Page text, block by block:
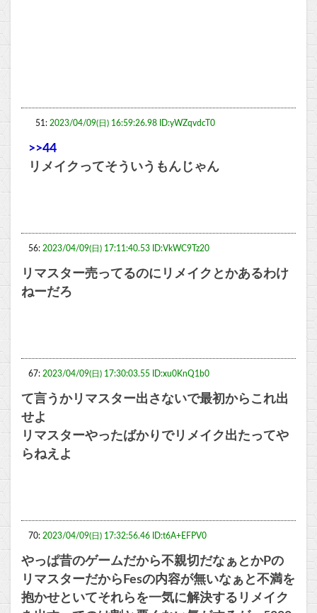
51: 2023/04/09(日) 16:59:26.98 ID:yWZqvdcT0
>>44
リメイクってそういうもんじゃん
56: 2023/04/09(日) 17:11:40.53 ID:VkWC9Tz20
リマスター売ってるのにリメイクとかあるわけ
ねーだろ
67: 2023/04/09(日) 17:30:03.55 ID:xu0KnQ1b0
て言うかリマスター出さないで最初からこれ出
せよ
リマスターやったばかりでリメイク出たってや
らねえよ
70: 2023/04/09(日) 17:32:56.46 ID:t6A+EFPV0
やっぱ昔のゲームだから不親切だなぁとかPの
リマスターだからFesの内容が無いなぁと不満を
抱かせといてそれらを一気に解決するリメイク